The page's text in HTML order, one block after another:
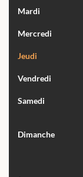
Mardi
Mercredi
Jeudi
Vendredi
Samedi
Dimanche